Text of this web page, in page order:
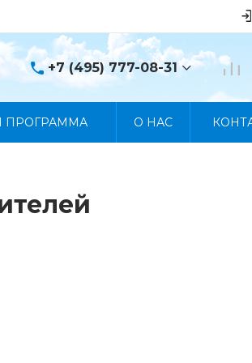
+7 (495) 777-08-31
+7 (495) 777-08-31
ПРОГРАММА О НАС